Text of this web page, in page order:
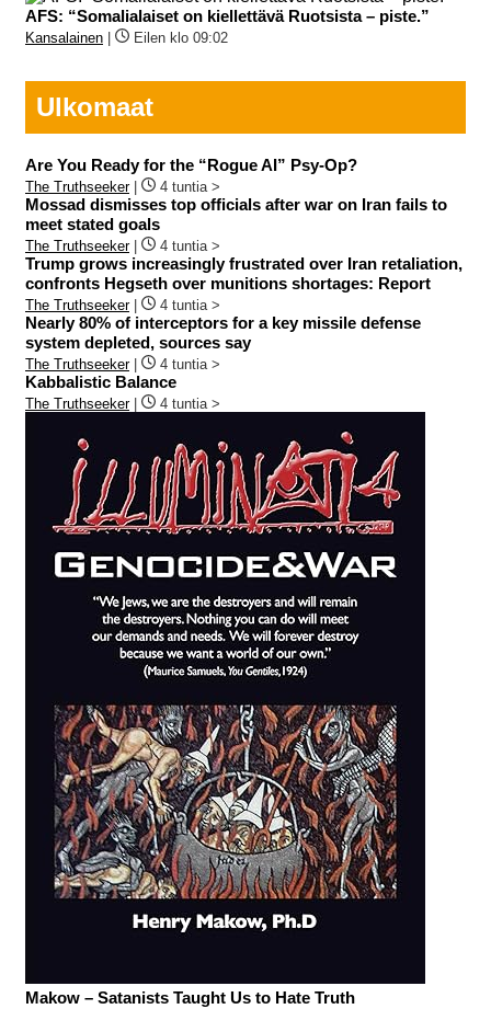
AFS: “Somalialaiset on kiellettävä Ruotsista – piste.”
Kansalainen | Eilen klo 09:02
Ulkomaat
Are You Ready for the “Rogue AI” Psy-Op?
The Truthseeker| 4 tuntia >
Mossad dismisses top officials after war on Iran fails to
meet stated goals
The Truthseeker| 4 tuntia >
Trump grows increasingly frustrated over Iran retaliation,
confronts Hegseth over munitions shortages: Report
The Truthseeker| 4 tuntia >
Nearly 80% of interceptors for a key missile defense
system depleted, sources say
The Truthseeker| 4 tuntia >
Kabbalistic Balance
The Truthseeker| 4 tuntia >
Makow – Satanists Taught Us to Hate Truth